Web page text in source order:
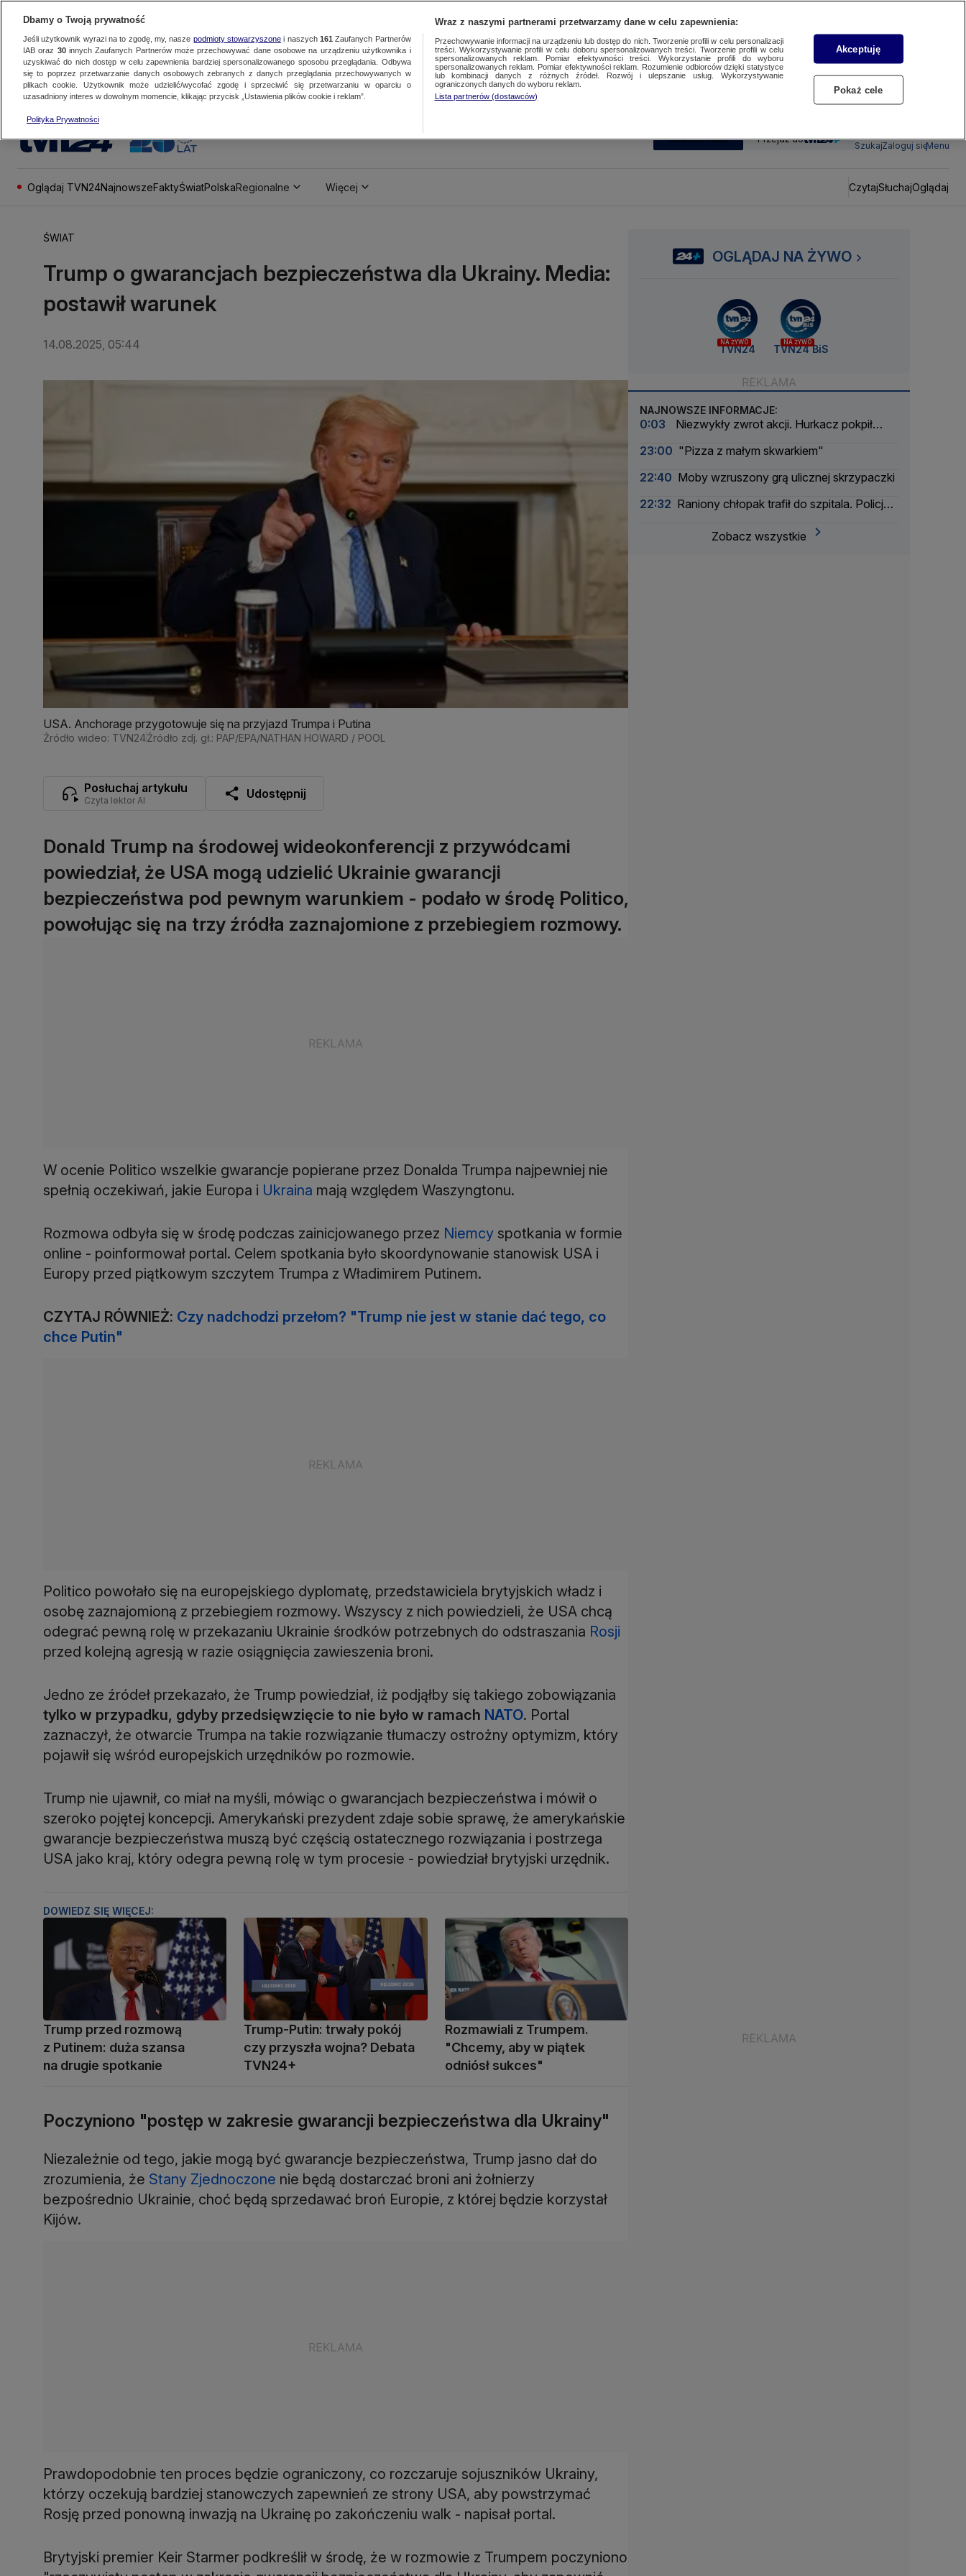
SUBSKRYBUJ Przejdź do
SzukajZaloguj sięMenu
Oglądaj TVN24NajnowszeFaktyŚwiatPolskaRegionalne Więcej CzytajSłuchajOglądaj
ŚWIAT
Trump o gwarancjach bezpieczeństwa dla Ukrainy. Media:
postawił warunek
14.08.2025, 05:44
USA. Anchorage przygotowuje się na przyjazd Trumpa i Putina
Źródło wideo: TVN24Źródło zdj. gł.: PAP/EPA/NATHAN HOWARD / POOL
Posłuchaj artykułu
Czyta lektor AI Udostępnij
Donald Trump na środowej wideokonferencji z przywódcami
powiedział, że USA mogą udzielić Ukrainie gwarancji
bezpieczeństwa pod pewnym warunkiem - podało w środę Politico,
powołując się na trzy źródła zaznajomione z przebiegiem rozmowy.
W ocenie Politico wszelkie gwarancje popierane przez Donalda Trumpa najpewniej nie
spełnią oczekiwań, jakie Europa i Ukraina mają względem Waszyngtonu.
Rozmowa odbyła się w środę podczas zainicjowanego przez Niemcy spotkania w formie
online - poinformował portal. Celem spotkania było skoordynowanie stanowisk USA i
Europy przed piątkowym szczytem Trumpa z Władimirem Putinem.
CZYTAJ RÓWNIEŻ: Czy nadchodzi przełom? "Trump nie jest w stanie dać tego, co
chce Putin"
Politico powołało się na europejskiego dyplomatę, przedstawiciela brytyjskich władz i
osobę zaznajomioną z przebiegiem rozmowy. Wszyscy z nich powiedzieli, że USA chcą
odegrać pewną rolę w przekazaniu Ukrainie środków potrzebnych do odstraszania Rosji
przed kolejną agresją w razie osiągnięcia zawieszenia broni.
Jedno ze źródeł przekazało, że Trump powiedział, iż podjąłby się takiego zobowiązania
tylko w przypadku, gdyby przedsięwzięcie to nie było w ramach NATO. Portal
zaznaczył, że otwarcie Trumpa na takie rozwiązanie tłumaczy ostrożny optymizm, który
pojawił się wśród europejskich urzędników po rozmowie.
Trump nie ujawnił, co miał na myśli, mówiąc o gwarancjach bezpieczeństwa i mówił o
szeroko pojętej koncepcji. Amerykański prezydent zdaje sobie sprawę, że amerykańskie
gwarancje bezpieczeństwa muszą być częścią ostatecznego rozwiązania i postrzega
USA jako kraj, który odegra pewną rolę w tym procesie - powiedział brytyjski urzędnik.
DOWIEDZ SIĘ WIĘCEJ:
Trump przed rozmową
z Putinem: duża szansa
na drugie spotkanie
Trump-Putin: trwały pokój
czy przyszła wojna? Debata
TVN24+
Rozmawiali z Trumpem.
"Chcemy, aby w piątek
odniósł sukces"
Poczyniono "postęp w zakresie gwarancji bezpieczeństwa dla Ukrainy"
Niezależnie od tego, jakie mogą być gwarancje bezpieczeństwa, Trump jasno dał do
zrozumienia, że Stany Zjednoczone nie będą dostarczać broni ani żołnierzy
bezpośrednio Ukrainie, choć będą sprzedawać broń Europie, z której będzie korzystał
Kijów.
Prawdopodobnie ten proces będzie ograniczony, co rozczaruje sojuszników Ukrainy,
którzy oczekują bardziej stanowczych zapewnień ze strony USA, aby powstrzymać
Rosję przed ponowną inwazją na Ukrainę po zakończeniu walk - napisał portal.
Brytyjski premier Keir Starmer podkreślił w środę, że w rozmowie z Trumpem poczyniono
OGLĄDAJ NA ŻYWO
NA ŻYWO
TVN24
NA ŻYWO
TVN24 BiS
NAJNOWSZE INFORMACJE:
0:03
Niezwykły zwrot akcji. Hurkacz pokpił
23:00 "Pizza z małym skwarkiem"
22:40 Moby wzruszony grą ulicznej skrzypaczki
22:32 Raniony chłopak trafił do szpitala. Policja
Zobacz wszystkie
Dbamy o Twoją prywatność
Jeśli użytkownik wyrazi na to zgodę, my, nasze podmioty stowarzyszonei naszych 161 Zaufanych Partnerów
IAB oraz 30innych Zaufanych Partnerów może przechowywać dane osobowe na urządzeniu użytkownika i
uzyskiwać do nich dostęp w celu zapewnienia bardziej spersonalizowanego sposobu przeglądania. Odbywa
się to poprzez przetwarzanie danych osobowych zebranych z danych przeglądania przechowywanych w
plikach cookie. Użytkownik może udzielić/wycofać zgodę i sprzeciwić się przetwarzaniu w oparciu o
uzasadniony interes w dowolnym momencie, klikając przycisk „Ustawienia plików cookie i reklam”.
Polityka Prywatności
Wraz z naszymi partnerami przetwarzamy dane w celu zapewnienia:
Przechowywanie informacji na urządzeniu lub dostęp do nich. Tworzenie profili w celu personalizacji
treści. Wykorzystywanie profili w celu doboru spersonalizowanych treści. Tworzenie profili w celu
spersonalizowanych reklam. Pomiar efektywności treści. Wykorzystanie profili do wyboru
spersonalizowanych reklam. Pomiar efektywności reklam. Rozumienie odbiorców dzięki statystyce
lub kombinacji danych z różnych źródeł. Rozwój i ulepszanie usług. Wykorzystywanie
ograniczonych danych do wyboru reklam.
Lista partnerów (dostawców)
Akceptuję
Pokaż cele